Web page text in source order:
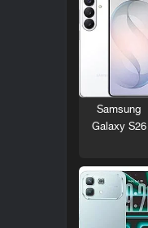
Samsung
Galaxy S26